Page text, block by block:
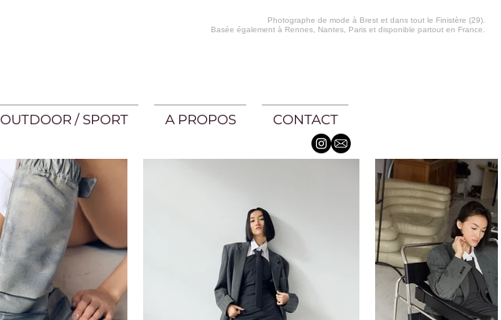
OUTDOOR / SPORT A PROPOS CONTACT
Photographe de mode à Brest et dans tout le Finistère (29).
Basée également à Rennes, Nantes, Paris et disponible partout en France.